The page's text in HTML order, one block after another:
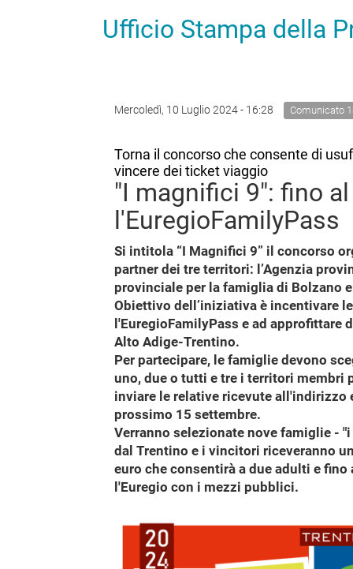
Ufficio Stampa della
Mercoledì, 10 Luglio 2024 - 16:28 Comunicato
Torna il concorso che consente di
vincere dei ticket viaggio
"I magnifici 9": fino
l'EuregioFamilyPass
Si intitola “I Magnifici 9” il concorso
partner dei tre territori: l’Agenzia
provinciale per la famiglia di Bolzano
Obiettivo dell’iniziativa è incentivare
l'EuregioFamilyPass e ad
Alto Adige-Trentino.
Per partecipare, le famiglie devono
uno, due o tutti e tre i territori membri
inviare le relative ricevute
prossimo 15 settembre.
Verranno selezionate nove famiglie -
dal Trentino e i vincitori riceveranno
euro che consentirà a due adulti e
l'Euregio con i mezzi pubblici.